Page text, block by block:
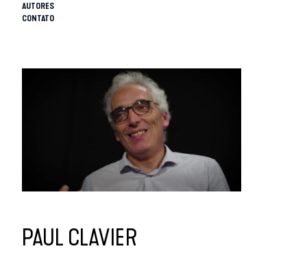
AUTORES
CONTATO
PAUL CLAVIER